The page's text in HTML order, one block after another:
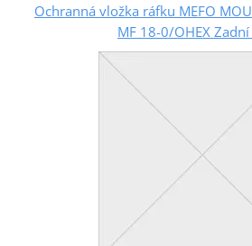
Ochranná vložka ráfku MEFO
MF 18-0/OHEX Zadní